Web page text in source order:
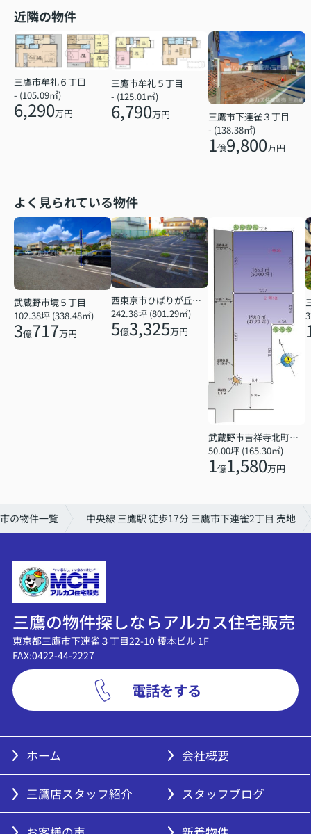
近隣の物件
三鷹市牟礼６丁目
- (105.09㎡)
6,290万円
三鷹市牟礼５丁目
- (125.01㎡)
6,790万円
三鷹市下連雀３丁目
- (138.38㎡)
1億9,800万円
よく見られている物件
武蔵野市境５丁目
102.38坪 (338.48㎡)
3億717万円
西東京市ひばりが丘北４丁目
242.38坪 (801.29㎡)
5億3,325万円
武蔵野市吉祥寺北町２丁目
50.00坪 (165.30㎡)
1億1,580万円
の物件一覧 中央線 三鷹駅 徒歩17分 三鷹市下連雀2丁目 売地
三鷹の物件探しならアルカス住宅販売
東京都三鷹市下連雀３丁目22-10 榎本ビル 1F
FAX:0422-44-2227
電話をする
ホーム 会社概要
三鷹店スタッフ紹介 スタッフブログ